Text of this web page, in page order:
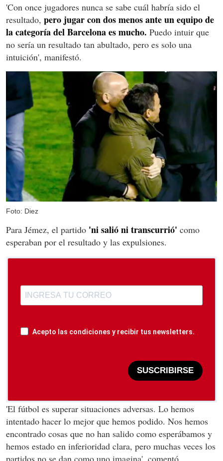
'Con once jugadores nunca se sabe cuál habría sido el
resultado, pero jugar con dos menos ante un equipo de
la categoría del Barcelona es mucho. Puedo intuir que
no sería un resultado tan abultado, pero es solo una
intuición', manifestó.
Foto: Diez
Para Jémez, el partido 'ni salió ni transcurrió' como
esperaban por el resultado y las expulsiones.
Acepto las condiciones y recibir tus newsletters.
SUSCRIBIRSE
'El fútbol es superar situaciones adversas. Lo hemos
intentado hacer lo mejor que hemos podido. Nos hemos
encontrado cosas que no han salido como esperábamos y
hemos estado en inferioridad clara, pero muchas veces los
partidos no se dan como uno imagina', comentó.